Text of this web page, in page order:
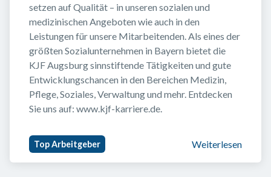
setzen auf Qualität – in unseren sozialen und
medizinischen Angeboten wie auch in den
Leistungen für unsere Mitarbeitenden. Als eines der
größten Sozialunternehmen in Bayern bietet die
KJF Augsburg sinnstiftende Tätigkeiten und gute
Entwicklungschancen in den Bereichen Medizin,
Pflege, Soziales, Verwaltung und mehr. Entdecken
Sie uns auf: www.kjf-karriere.de.
Top Arbeitgeber Weiterlesen